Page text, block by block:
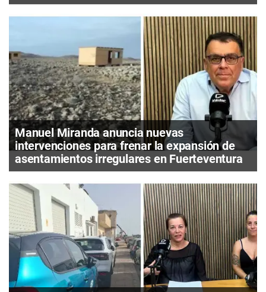
Manuel Miranda anuncia nuevas
intervenciones para frenar la expansión de
asentamientos irregulares en Fuerteventura